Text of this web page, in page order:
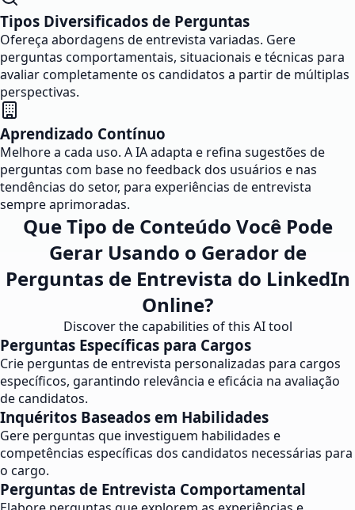
Tipos Diversificados de Perguntas
Ofereça abordagens de entrevista variadas. Gere
perguntas comportamentais, situacionais e técnicas para
avaliar completamente os candidatos a partir de múltiplas
perspectivas.
Aprendizado Contínuo
Melhore a cada uso. A IA adapta e refina sugestões de
perguntas com base no feedback dos usuários e nas
tendências do setor, para experiências de entrevista
sempre aprimoradas.
Que Tipo de Conteúdo Você Pode
Gerar Usando o Gerador de
Perguntas de Entrevista do LinkedIn
Online?
Discover the capabilities of this AI tool
Perguntas Específicas para Cargos
Crie perguntas de entrevista personalizadas para cargos
específicos, garantindo relevância e eficácia na avaliação
de candidatos.
Inquéritos Baseados em Habilidades
Gere perguntas que investiguem habilidades e
competências específicas dos candidatos necessárias para
o cargo.
Perguntas de Entrevista Comportamental